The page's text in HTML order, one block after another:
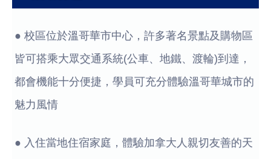
● 校區位於溫哥華市中心，許多著名景點及購物區
皆可搭乘大眾交通系統(公車、地鐵、渡輪)到達，
都會機能十分便捷，學員可充分體驗溫哥華城市的
魅力風情
● 入住當地住宿家庭，體驗加拿大人親切友善的天